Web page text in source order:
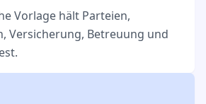
Vorlage hält Parteien,
Versicherung, Betreuung und